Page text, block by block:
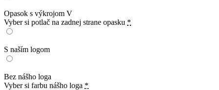
Opasok s výkrojom V
Vyber si potlač na zadnej strane opasku *
S naším logom
Bez nášho loga
Vyber si farbu nášho loga *